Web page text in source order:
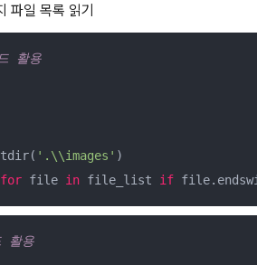
파일 목록 읽기
활용
'.\\images' )
for file in file_list if
활용